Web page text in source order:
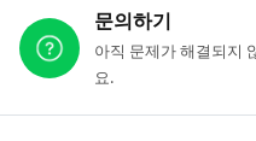
문의하기
아직 문제가 해결되지
요.